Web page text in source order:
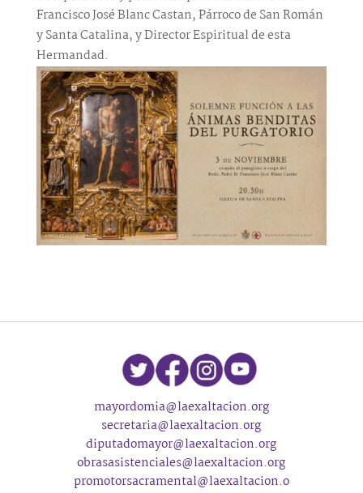
Francisco José Blanc Castan, Párroco de San Román
y Santa Catalina, y Director Espiritual de esta
Hermandad.
mayordomia@laexaltacion.org
secretaria@laexaltacion.org
diputadomayor@laexaltacion.org
obrasasistenciales@laexaltacion.org
promotorsacramental@laexaltacion.o